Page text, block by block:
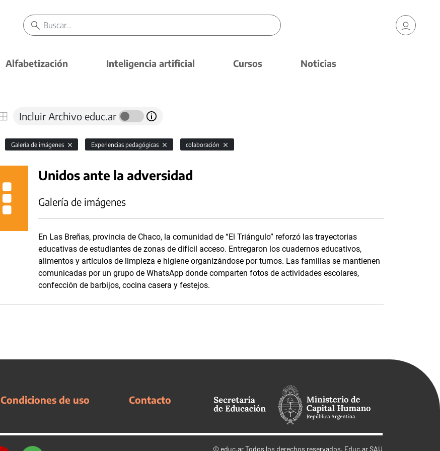
Alfabetización Inteligencia artificial Cursos Noticias
Incluir Archivo educ.ar
Galería de imágenes Experiencias pedagógicas colaboración
Unidos ante la adversidad
Galería de imágenes
En Las Breñas, provincia de Chaco, la comunidad de “El Triángulo” reforzó las trayectorias
educativas de estudiantes de zonas de difícil acceso. Entregaron los cuadernos educativos,
alimentos y artículos de limpieza e higiene organizándose por turnos. Las familias se mantienen
comunicadas por un grupo de WhatsApp donde comparten fotos de actividades escolares,
confección de barbijos, cocina casera y festejos.
Condiciones de uso Contacto
© educ.arTodos los derechos reservados. Educ.ar SAU